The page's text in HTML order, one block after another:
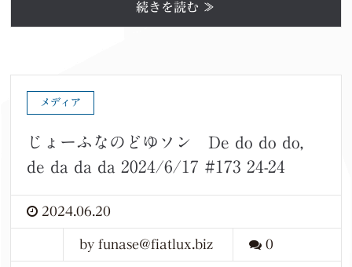
続きを読む ≫
メディア
じょーふなのどゆソン De do do do,
de da da da 2024/6/17 #173 24-24
2024.06.20
by funase@fiatlux.biz 0